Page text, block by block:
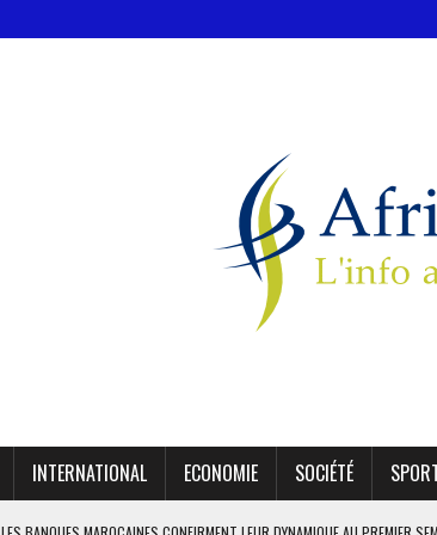
INTERNATIONAL ECONOMIE SOCIÉTÉ